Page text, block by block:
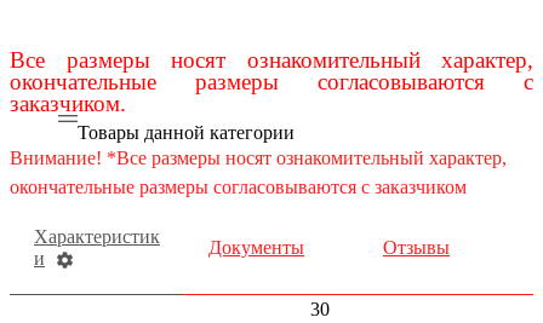
Все размеры носят ознакомительный характер,
окончательные размеры согласовываются с
заказчиком.
Товары данной категории
Внимание! *Все размеры носят ознакомительный характер,
окончательные размеры согласовываются с заказчиком
Характеристик
и
Документы Отзывы
30